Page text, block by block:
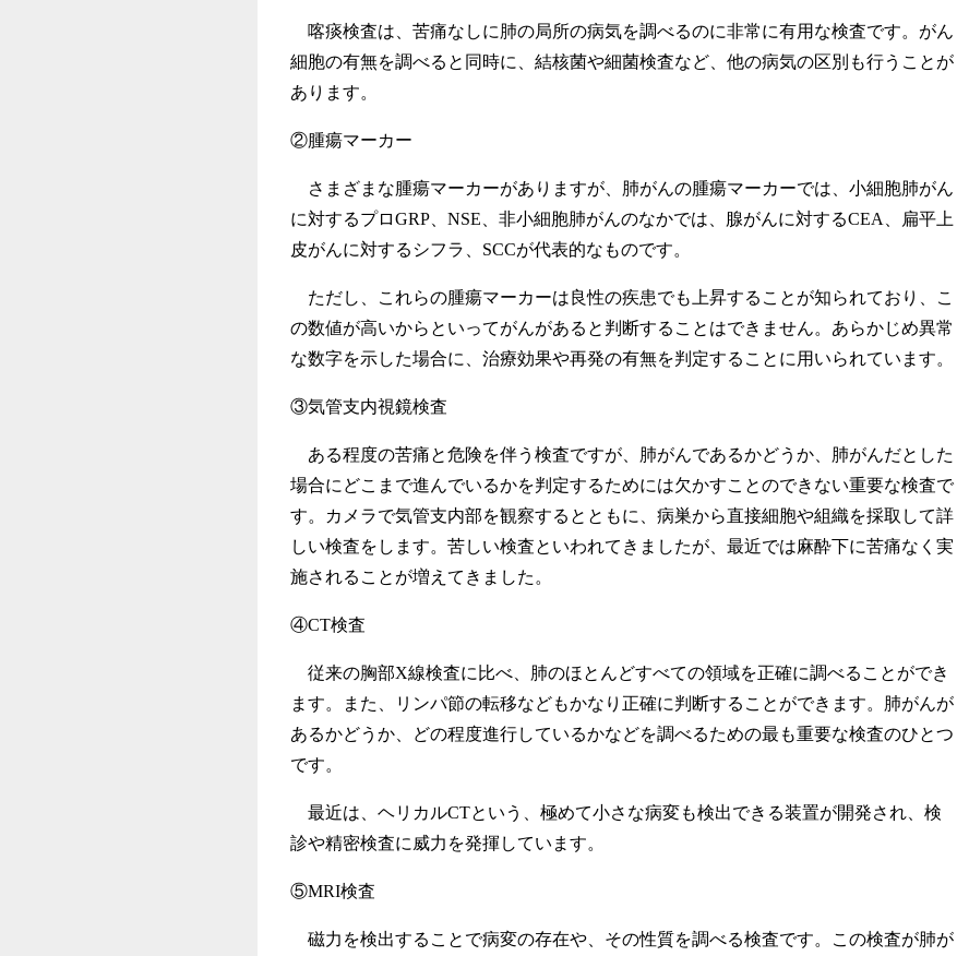
喀痰検査は、苦痛なしに肺の局所の病気を調べるのに非常に有用な検査です。がん
細胞の有無を調べると同時に、結核菌や細菌検査など、他の病気の区別も行うことが
あります。
②腫瘍マーカー
さまざまな腫瘍マーカーがありますが、肺がんの腫瘍マーカーでは、小細胞肺がん
に対するプロGRP、NSE、非小細胞肺がんのなかでは、腺がんに対するCEA、扁平上
皮がんに対するシフラ、SCCが代表的なものです。
ただし、これらの腫瘍マーカーは良性の疾患でも上昇することが知られており、こ
の数値が高いからといってがんがあると判断することはできません。あらかじめ異常
な数字を示した場合に、治療効果や再発の有無を判定することに用いられています。
③気管支内視鏡検査
ある程度の苦痛と危険を伴う検査ですが、肺がんであるかどうか、肺がんだとした
場合にどこまで進んでいるかを判定するためには欠かすことのできない重要な検査で
す。カメラで気管支内部を観察するとともに、病巣から直接細胞や組織を採取して詳
しい検査をします。苦しい検査といわれてきましたが、最近では麻酔下に苦痛なく実
施されることが増えてきました。
④CT検査
従来の胸部X線検査に比べ、肺のほとんどすべての領域を正確に調べることができ
ます。また、リンパ節の転移などもかなり正確に判断することができます。肺がんが
あるかどうか、どの程度進行しているかなどを調べるための最も重要な検査のひとつ
です。
最近は、ヘリカルCTという、極めて小さな病変も検出できる装置が開発され、検
診や精密検査に威力を発揮しています。
⑤MRI検査
磁力を検出することで病変の存在や、その性質を調べる検査です。この検査が肺が